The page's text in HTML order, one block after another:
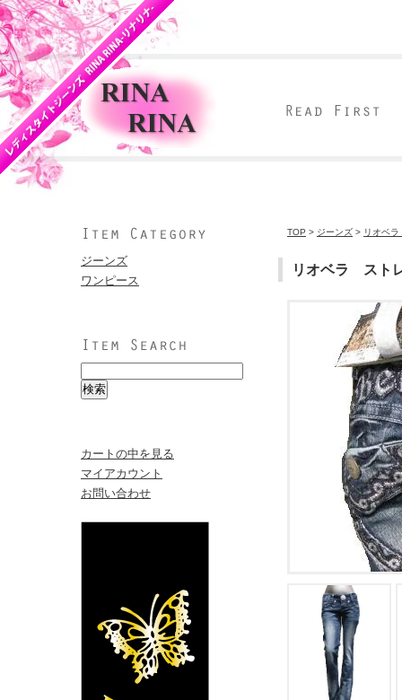
ジーンズ
ワンピース
カートの中を見る
マイアカウント
お問い合わせ
TOP > ジーンズ > リオベ
リオベラ スト